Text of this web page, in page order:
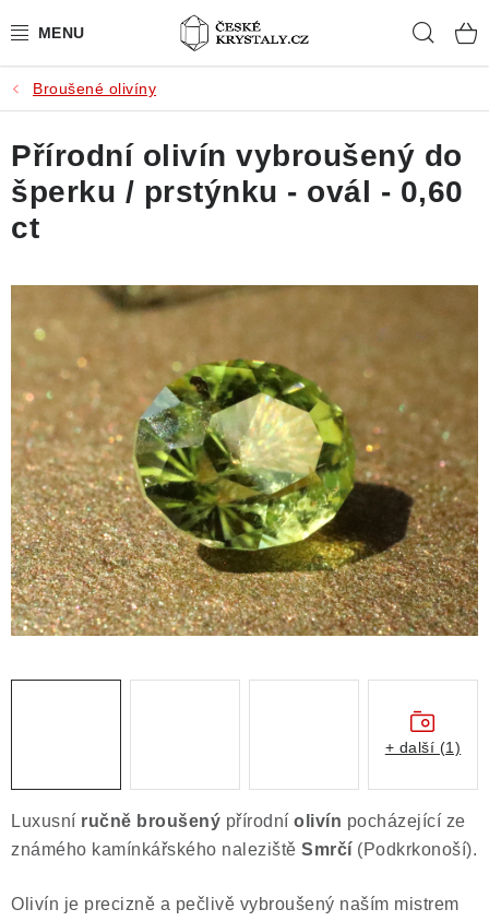
na
PŘÍRODNÍ KAMENY
BROUŠENÉ KAMENY
MISTROVSKÉ KRYSTALY
SLEVY
VIDEOGALERIE
KONTAKT
Obchodní podmínky
Podmínky ochrany osobních údajů
Poučení o právu na odstoupení od smlouvy
Puncovní značky
Výkup minerálů a drahých kamenů
Kontakt
Broušené olivíny
Luxusní ručně broušený přírodní olivín pocházející ze
známého kamínkářského naleziště Smrčí (Podkrkonoší).
Olivín je precizně a pečlivě vybroušený naším mistrem
Přírodní olivín vybroušený do
šperku / prstýnku - ovál - 0,60
ct
+ další (1)